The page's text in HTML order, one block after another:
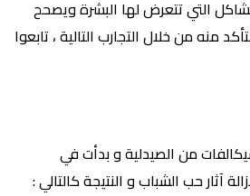
التي تتعرض لها البشرة ويصحح
منه من خلال التجارب التالية ، تابعوا
من الصيدلية و بدأت في
آثار حب الشباب و النتيجة كالتالي :